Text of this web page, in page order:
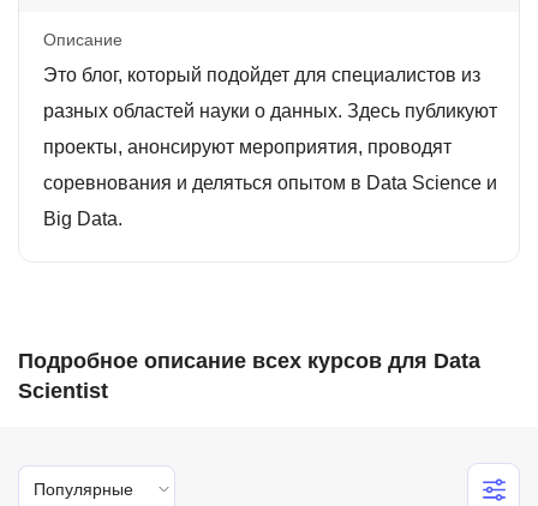
Описание
Это блог, который подойдет для специалистов из
разных областей науки о данных. Здесь публикуют
проекты, анонсируют мероприятия, проводят
соревнования и деляться опытом в Data Science и
Big Data.
Подробное описание всех курсов для Data
Scientist
Популярные